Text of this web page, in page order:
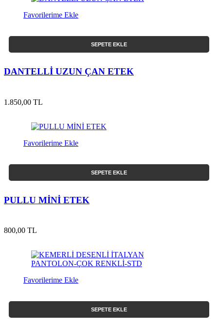
Favorilerime Ekle
SEPETE EKLE
DANTELLİ UZUN ÇAN ETEK
1.850,00 TL
Favorilerime Ekle
SEPETE EKLE
PULLU MİNİ ETEK
800,00 TL
Favorilerime Ekle
SEPETE EKLE